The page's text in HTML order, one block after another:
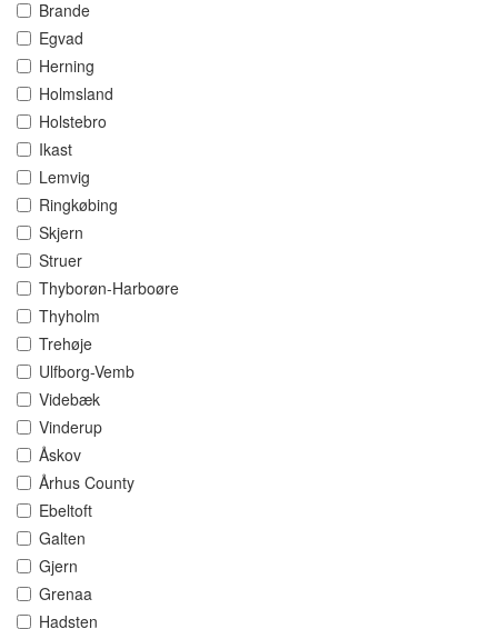
Brande
Egvad
Herning
Holmsland
Holstebro
Ikast
Lemvig
Ringkøbing
Skjern
Struer
Thyborøn-Harboøre
Thyholm
Trehøje
Ulfborg-Vemb
Videbæk
Vinderup
Åskov
Århus County
Ebeltoft
Galten
Gjern
Grenaa
Hadsten